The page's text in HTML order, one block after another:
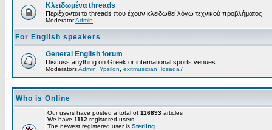
Κλειδωμένα threads
Περιέχονται τα threads που έχουν κλειδωθεί λόγω τεχνικού προβλήματος
ModeratorAdmin
For English speakers
General English forum
Discuss anything on Greek or international sports venues
ModeratorsAdmin Ypsilon exitmusician losada7
Who is Online
Our users have posted a total of 116893 articles
We have 1112 registered users
The newest registered user is Sterling